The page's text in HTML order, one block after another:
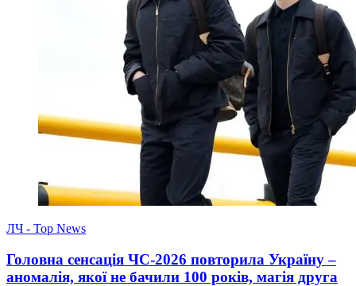
ЛЧ - Top News
Головна сенсація ЧС-2026 повторила Україну –
аномалія, якої не бачили 100 років, магія друга